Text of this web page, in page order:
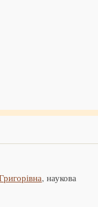
, наукова